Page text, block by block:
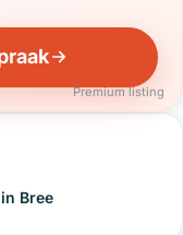
Premium listing
Bree